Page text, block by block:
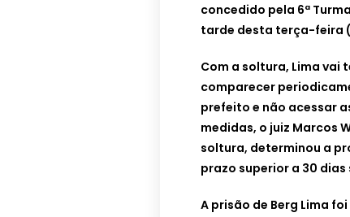
concedido pela 6ª
tarde desta terça-feira
Com a soltura, Lima vai
comparecer
prefeito e não acessar
medidas, o juiz Marcos
soltura, determinou a
prazo superior a 30
A prisão de Berg Lima